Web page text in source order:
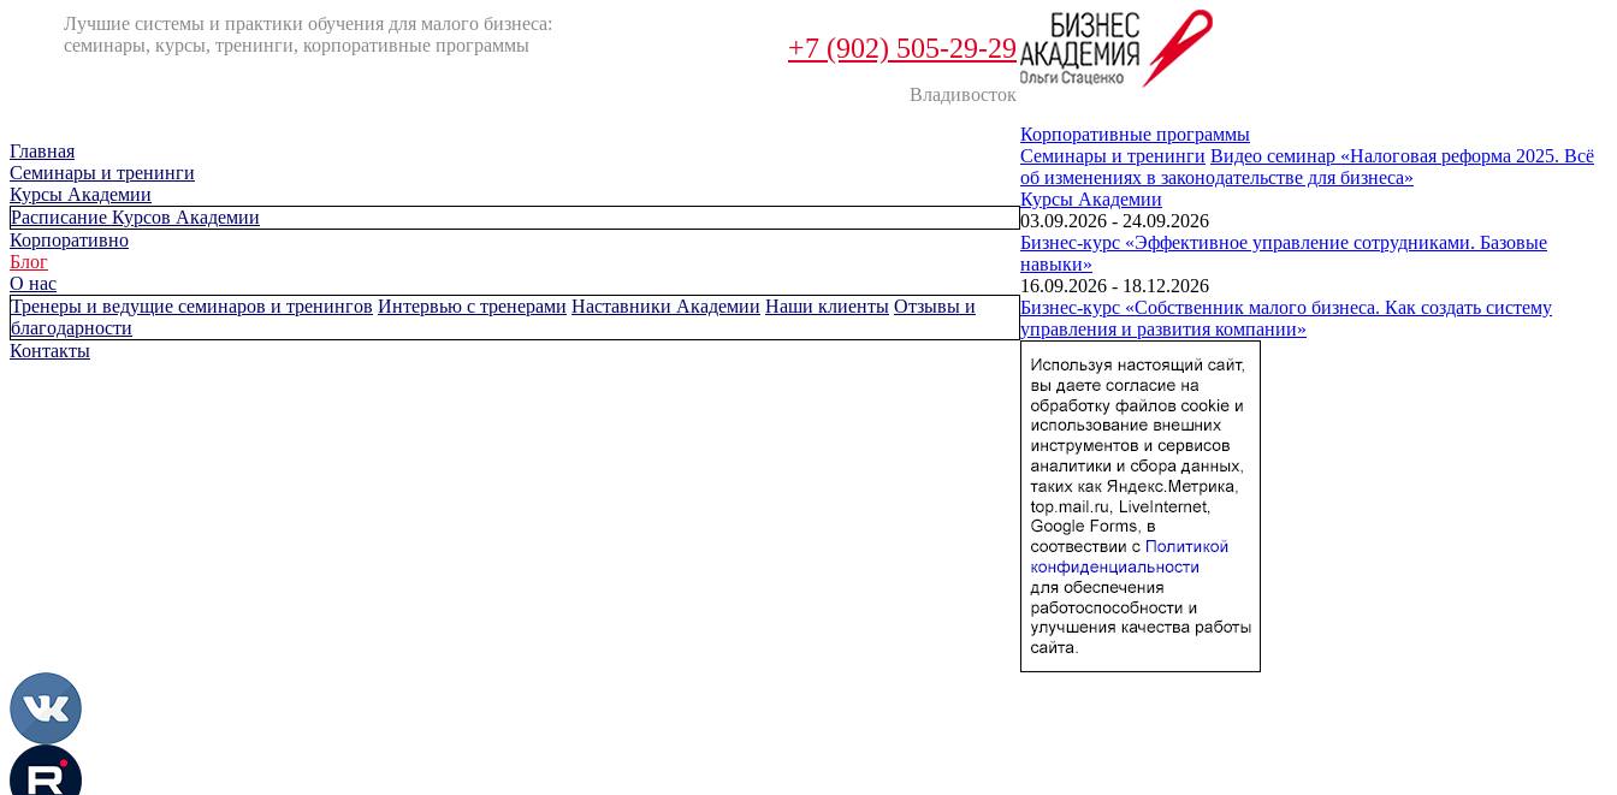
Лучшие системы и практики обучения для малого бизнеса:
семинары, курсы, тренинги, корпоративные программы
+7 (902) 505-29-29
Владивосток
Главная
Cеминары и тренинги
Курсы Академии
Расписание Курсов Академии
Корпоративно
Блог
О нас
Тренеры и ведущие семинаров и тренингов Интервью с тренерами Наставники Академии Наши клиенты Отзывы и
благодарности
Контакты
Корпоративные программы
Cеминары и тренинги Видео семинар «Налоговая реформа 2025. Всё
об изменениях в законодательстве для бизнеса»
Курсы Академии
03.09.2026 - 24.09.2026
Бизнес-курс «Эффективное управление сотрудниками. Базовые
навыки»
16.09.2026 - 18.12.2026
Бизнес-курс «Собственник малого бизнеса. Как создать систему
управления и развития компании»